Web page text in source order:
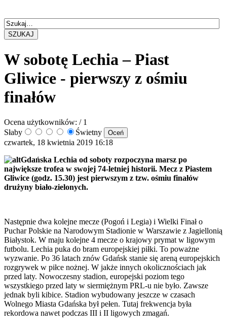
SZUKAJ
W sobotę Lechia – Piast
Gliwice - pierwszy z ośmiu
finałów
Ocena użytkowników: / 1
Słaby
Świetny
czwartek, 18 kwietnia 2019 16:18
Gdańska Lechia od soboty rozpoczyna marsz po
największe trofea w swojej 74-letniej historii. Mecz z Piastem
Gliwice (godz. 15.30) jest pierwszym z tzw. ośmiu finałów
drużyny biało-zielonych.
Następnie dwa kolejne mecze (Pogoń i Legia) i Wielki Finał o
Puchar Polskie na Narodowym Stadionie w Warszawie z Jagiellonią
Białystok. W maju kolejne 4 mecze o krajowy prymat w ligowym
futbolu. Lechia puka do bram europejskiej piłki. To poważne
wyzwanie. Po 36 latach znów Gdańsk stanie się areną europejskich
rozgrywek w piłce nożnej. W jakże innych okolicznościach jak
przed laty. Nowoczesny stadion, europejski poziom tego
wszystkiego przed laty w siermiężnym PRL-u nie było. Zawsze
jednak byli kibice. Stadion wybudowany jeszcze w czasach
Wolnego Miasta Gdańska był pełen. Tutaj frekwencja była
rekordowa nawet podczas III i II ligowych zmagań.